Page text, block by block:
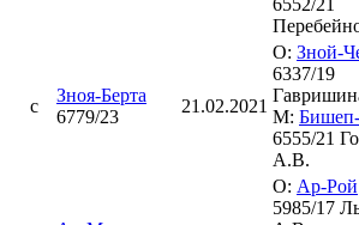
6552/21
с
Зноя-Берта
6779/23
21.02.2021
О: Зной-
6337/19
М:
6555/21
А.В.
О: Ар-Рой
5985/17